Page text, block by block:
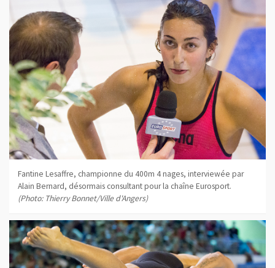
Fantine Lesaffre, championne du 400m 4 nages, interviewée par
Alain Bernard, désormais consultant pour la chaîne Eurosport.
(Photo: Thierry Bonnet/Ville d'Angers)